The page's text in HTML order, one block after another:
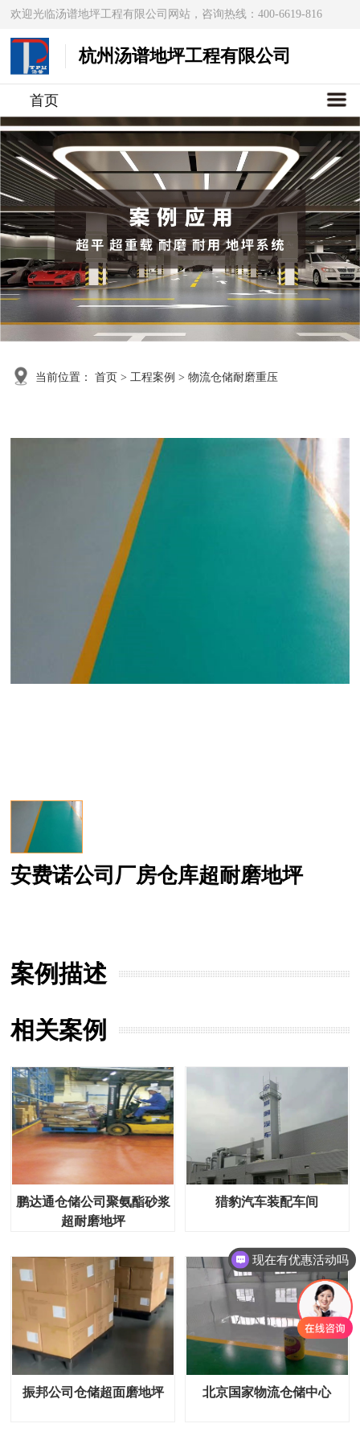
欢迎光临汤谱地坪工程有限公司网站，咨询热线：400-6619-816
杭州汤谱地坪工程有限公司
首页
当前位置：首页 > 工程案例 >物流仓储耐磨重压
安费诺公司厂房仓库超耐磨地坪
案例描述
相关案例
鹏达通仓储公司聚氨酯砂浆
超耐磨地坪
猎豹汽车装配车间
振邦公司仓储超面磨地坪 北京国家物流仓储中心
现在有优惠活动吗